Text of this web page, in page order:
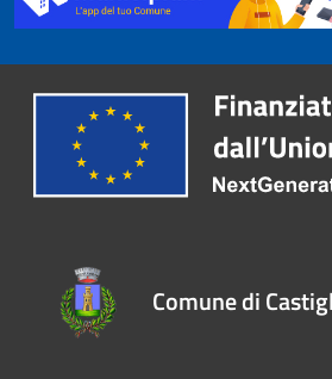
Comune di